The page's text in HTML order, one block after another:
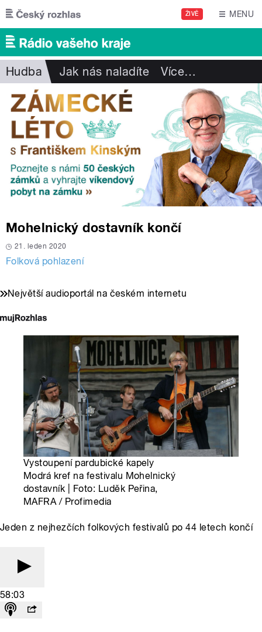
Přejít k hlavnímu obsahu
ŽIVĚ MENU
Hudba Jak nás naladíte Více…
Mohelnický dostavník končí
21. leden 2020
Folková pohlazení
Největší audioportál na českém internetu
Vystoupení pardubické kapely
Modrá kref na festivalu Mohelnický
dostavník | Foto: Luděk Peřina,
MAFRA / Profimedia
Jeden z nejhezčích folkových festivalů po 44 letech končí
58:03